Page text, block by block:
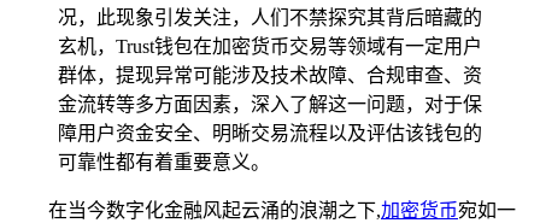
况，此现象引发关注，人们不禁探究其背后暗藏的
玄机，Trust钱包在加密货币交易等领域有一定用户
群体，提现异常可能涉及技术故障、合规审查、资
金流转等多方面因素，深入了解这一问题，对于保
障用户资金安全、明晰交易流程以及评估该钱包的
可靠性都有着重要意义。
在当今数字化金融风起云涌的浪潮之下,加密货币宛如一